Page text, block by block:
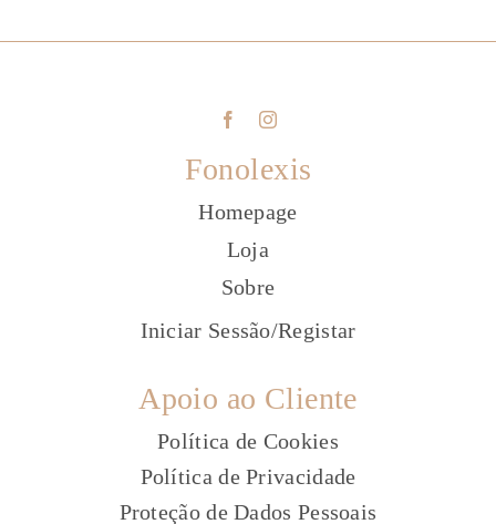
Fonolexis
Homepage
Loja
Sobre
Iniciar Sessão/Registar
Apoio ao Cliente
Política de Cookies
Política de Privacidade
Proteção de Dados Pessoais